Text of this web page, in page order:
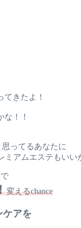
きたよ！
！！
ってるあなたに
ミアムエステもいい
変えるchance
ケアを